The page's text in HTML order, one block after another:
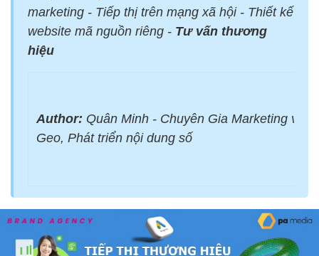
marketing - Tiếp thị trên mạng xã hội - Thiết kế
website mã nguồn riêng - Tư vấn thương
hiệu
Author: Quân Minh - Chuyên Gia Marketing với
Geo, Phát triển nội dung số